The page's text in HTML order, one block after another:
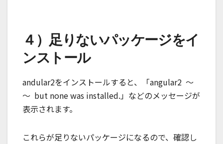
４）足りないパッケージをイ
ンストール
andular2をインストールすると、「angular2 ～
～ but none was installed.」などのメッセージが
表示されます。
これらが足りないパッケージになるので、確認し